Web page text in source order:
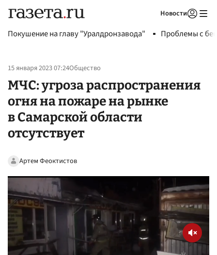
Новости
Покушение на главу "Уралдронзавода" Проблемы с
15 января 2023 07:24Общество
МЧС: угроза распространения
огня на пожаре на рынке
в Самарской области
отсутствует
Артем Феоктистов